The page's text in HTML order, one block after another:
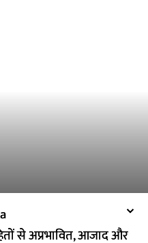
से अप्रभावित, आजाद और
से अप्रभावित, आजाद और